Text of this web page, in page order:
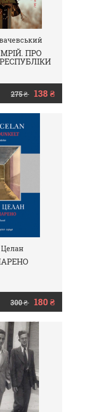
ПРО
275 ₴ 138 ₴
300 ₴ 180 ₴